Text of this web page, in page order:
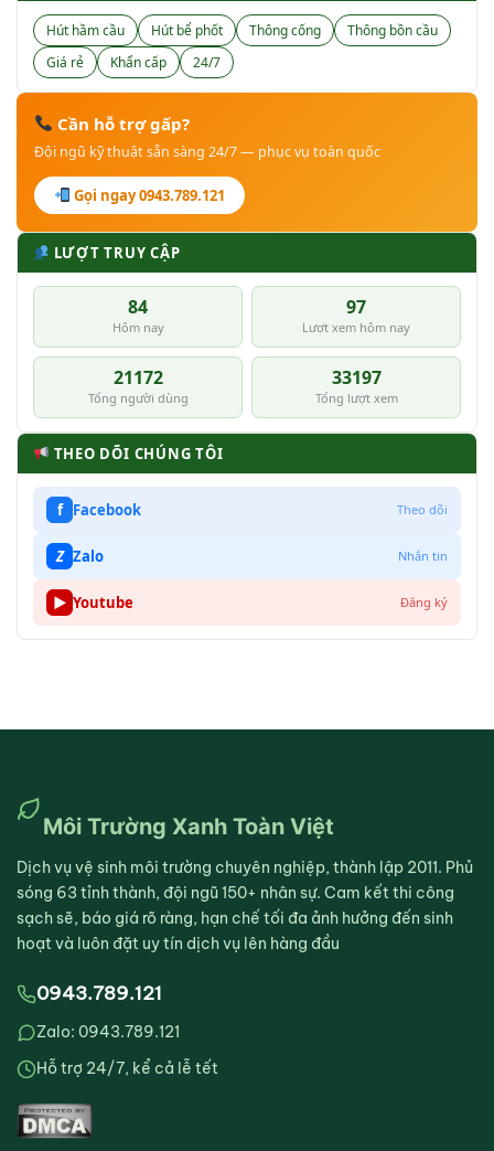
Hút hầm cầu Hút bể phốt Thông cống
Thông bồn cầu
Giá rẻ
Khẩn cấp 24/7
Cần hỗ trợ gấp?
Đội ngũ kỹ thuật sẵn sàng 24/7 — phục vụ toàn quốc
Gọi ngay 0943.789.121
LƯỢT TRUY CẬP
84
Hôm nay
97
Lượt xem hôm nay
21172
Tổng người dùng
33197
Tổng lượt xem
THEO DÕI CHÚNG TÔI
f Facebook Theo dõi
Z Zalo Nhắn tin
▶ Youtube Đăng ký
Môi Trường Xanh Toàn Việt
Dịch vụ vệ sinh môi trường chuyên nghiệp, thành lập 2011. Phủ
sóng 63 tỉnh thành, đội ngũ 150+ nhân sự. Cam kết thi công
sạch sẽ, báo giá rõ ràng, hạn chế tối đa ảnh hưởng đến sinh
hoạt và luôn đặt uy tín dịch vụ lên hàng đầu
0943.789.121
Zalo: 0943.789.121
Hỗ trợ 24/7, kể cả lễ tết